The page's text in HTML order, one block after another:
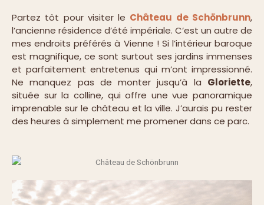
Partez tôt pour visiter le Château de Schönbrunn,
l’ancienne résidence d’été impériale. C’est un autre de
mes endroits préférés à Vienne ! Si l’intérieur baroque
est magnifique, ce sont surtout ses jardins immenses
et parfaitement entretenus qui m’ont impressionné.
Ne manquez pas de monter jusqu’à la Gloriette,
située sur la colline, qui offre une vue panoramique
imprenable sur le château et la ville. J’aurais pu rester
des heures à simplement me promener dans ce parc.